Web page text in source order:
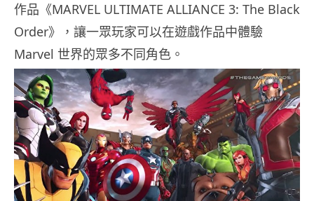
作品《MARVEL ULTIMATE ALLIANCE 3: The Black
Order》，讓一眾玩家可以在遊戲作品中體驗
Marvel 世界的眾多不同角色。